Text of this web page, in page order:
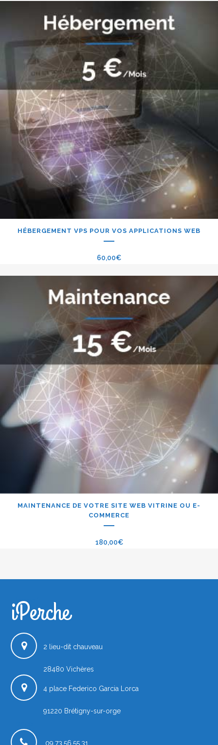
HÉBERGEMENT VPS POUR VOS APPLICATIONS WEB
60,00€
MAINTENANCE DE VOTRE SITE WEB VITRINE OU E-
COMMERCE
180,00€
iPerche.fr
iPerche
2 lieu-dit chauveau
28480 Vichères
4 place Federico Garcia Lorca
91220 Brétigny-sur-orge
09.73.56.55.31